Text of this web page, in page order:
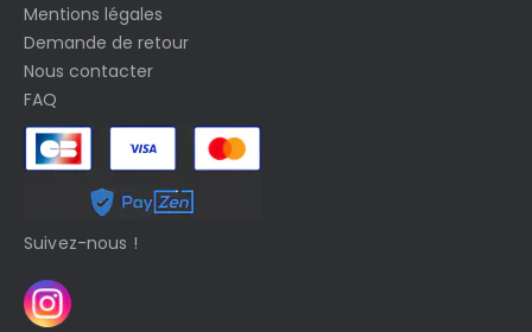
Mentions légales
Demande de retour
Nous contacter
FAQ
Suivez-nous !